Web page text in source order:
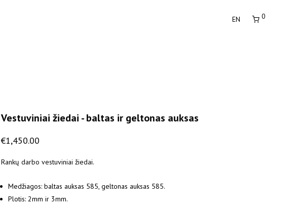
EN 0
Vestuviniai žiedai - baltas ir geltonas auksas
€1,450.00
Rankų darbo vestuviniai žiedai.
Medžiagos: baltas auksas 585, geltonas auksas 585.
Plotis: 2mm ir 3mm.